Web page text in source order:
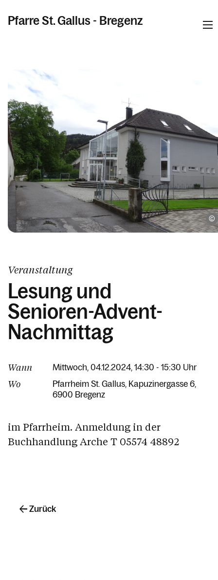
Pfarre St. Gallus - Bregenz
Kalender
Personen
Kontakt
Veranstaltung
Lesung und
Senioren-Advent-
Nachmittag
Wann Mittwoch, 04.12.2024, 14:30 - 15:30 Uhr
Wo Pfarrheim St. Gallus Kapuzinergasse 6
6900 Bregenz
im Pfarrheim. Anmeldung in der
Buchhandlung Arche T 05574 48892
Zurück